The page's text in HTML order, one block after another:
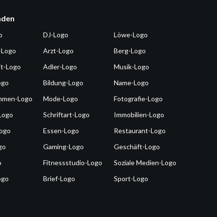
Logo
Logo
DJ-Logo
Arzt-Logo
Adler-Logo
Bildung-Logo
Mode-Logo
Schriftart-Logo
Essen-Logo
Gaming-Logo
Fitnessstudio-Logo
Brief-Logo
Löwe-Logo
Berg-Logo
Musik-Logo
Name-Logo
Fotografie-Logo
Immobilien-Logo
Restaurant-Logo
Geschäft-Logo
Soziale Medien-Logo
Sport-Logo